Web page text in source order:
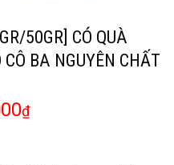
50GR] CÓ QUÀ
BA NGUYÊN CHẤT
₫